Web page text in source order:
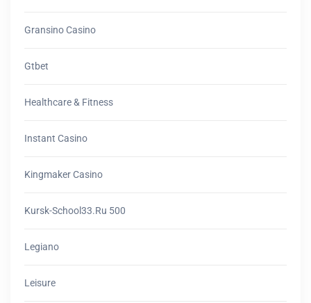
Gransino Casino
Gtbet
Healthcare & Fitness
Instant Casino
Kingmaker Casino
Kursk-School33.ru 500
Legiano
Leisure